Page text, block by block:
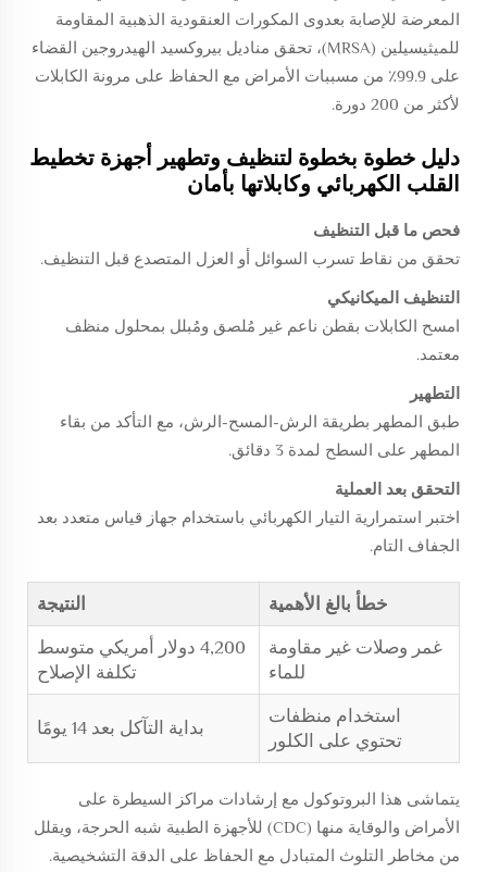
المعرضة للإصابة بعدوى المكورات العنقودية الذهبية المقاومة
للميثيسيلين (MRSA)، تحقق مناديل بيروكسيد الهيدروجين القضاء
على 99.9٪ من مسببات الأمراض مع الحفاظ على مرونة الكابلات
لأكثر من 200 دورة.
دليل خطوة بخطوة لتنظيف وتطهير أجهزة تخطيط
القلب الكهربائي وكابلاتها بأمان
فحص ما قبل التنظيف
تحقق من نقاط تسرب السوائل أو العزل المتصدع قبل التنظيف.
التنظيف الميكانيكي
امسح الكابلات بقطن ناعم غير مُلصق ومُبلل بمحلول منظف
معتمد.
التطهير
طبق المطهر بطريقة الرش-المسح-الرش، مع التأكد من بقاء
المطهر على السطح لمدة 3 دقائق.
التحقق بعد العملية
اختبر استمرارية التيار الكهربائي باستخدام جهاز قياس متعدد بعد
الجفاف التام.
خطأ بالغ الأهمية النتيجة
غمر وصلات غير مقاومة
للماء
4,200 دولار أمريكي متوسط
تكلفة الإصلاح
استخدام منظفات
تحتوي على الكلور
بداية التآكل بعد 14 يومًا
يتماشى هذا البروتوكول مع إرشادات مراكز السيطرة على
الأمراض والوقاية منها (CDC) للأجهزة الطبية شبه الحرجة، ويقلل
من مخاطر التلوث المتبادل مع الحفاظ على الدقة التشخيصية.